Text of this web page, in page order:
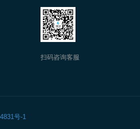
扫码咨询客服
号-1